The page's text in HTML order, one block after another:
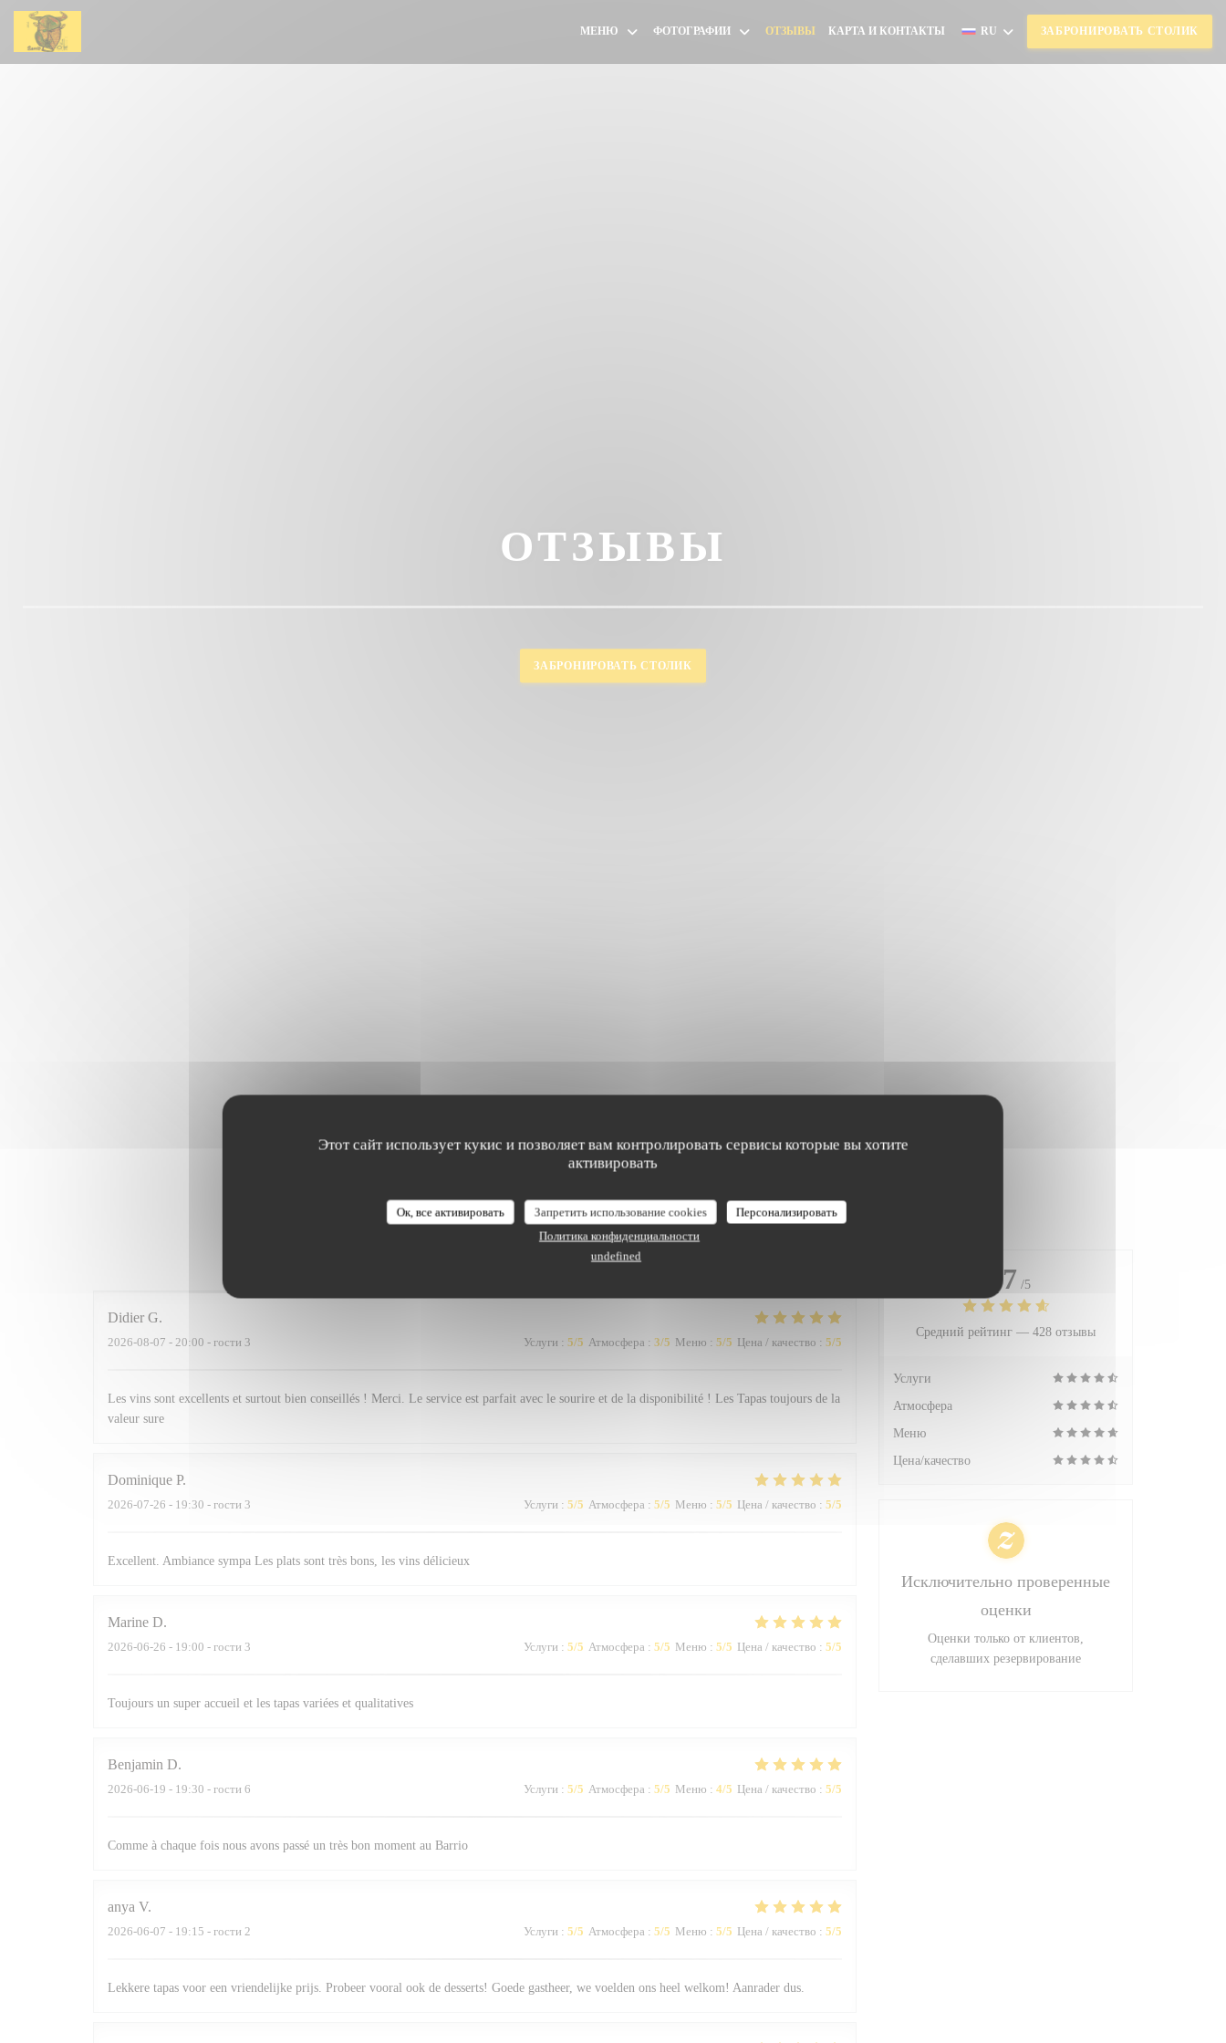
Панель управления cookies
Этот сайт использует кукис и позволяет вам контролировать сервисы которые вы хотите
активировать
Ок, все активировать Запретить использование cookies
Персонализировать
Политика конфиденциальности
undefined
МЕНЮ ФОТОГРАФИИ ОТЗЫВЫ КАРТА И КОНТАКТЫ RU ЗАБРОНИРОВАТЬ СТОЛИК
ОТЗЫВЫ
ЗАБРОНИРОВАТЬ СТОЛИК
Оценки наших посетителей
Didier G
2026-08-07 - 20:00 - гости 3 Услуги : 5/5 Атмосфера : 3/5 Меню : 5/5 Цена / качество : 5/5
Les vins sont excellents et surtout bien conseillés ! Merci. Le service est parfait avec le sourire et de la disponibilité ! Les Tapas toujours de la
valeur sure
Dominique P
2026-07-26 - 19:30 - гости 3 Услуги : 5/5 Атмосфера : 5/5 Меню : 5/5 Цена / качество : 5/5
Excellent. Ambiance sympa Les plats sont très bons, les vins délicieux
Marine D
2026-06-26 - 19:00 - гости 3 Услуги : 5/5 Атмосфера : 5/5 Меню : 5/5 Цена / качество : 5/5
Toujours un super accueil et les tapas variées et qualitatives
Benjamin D
2026-06-19 - 19:30 - гости 6 Услуги : 5/5 Атмосфера : 5/5 Меню : 4/5 Цена / качество : 5/5
Comme à chaque fois nous avons passé un très bon moment au Barrio
anya V
2026-06-07 - 19:15 - гости 2 Услуги : 5/5 Атмосфера : 5/5 Меню : 5/5 Цена / качество : 5/5
Lekkere tapas voor een vriendelijke prijs. Probeer vooral ook de desserts! Goede gastheer, we voelden ons heel welkom! Aanrader dus.
4.7 /5
Средний рейтинг — 428 отзывы
Услуги
Атмосфера
Меню
Цена/качество
Исключительно проверенные
оценки
Оценки только от клиентов,
сделавших резервирование